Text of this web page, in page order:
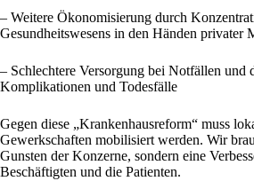
– Weitere Ökonomisierung durch
Gesundheitswesens in den Händen privater
– Schlechtere Versorgung bei Notfällen und
Komplikationen und Todesfälle
Gegen diese „Krankenhausreform“ muss
Gewerkschaften mobilisiert werden. Wir
Gunsten der Konzerne, sondern eine
Beschäftigten und die Patienten.